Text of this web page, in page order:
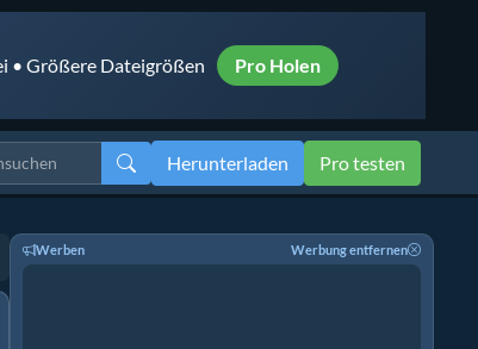
• Größere Dateigrößen Pro Holen
Herunterladen Pro testen
Werben Werbung entfernen